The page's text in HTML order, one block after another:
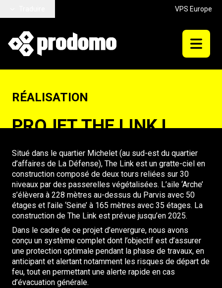
VPS Europe
RÉALISATION
PROJET THE LINK !
Situé dans le quartier Michelet (au sud-est du quartier
d’affaires de La Défense), The Link est un gratte-ciel en
construction composé de deux tours reliées sur 30
niveaux par des passerelles végétalisées. L’aile ‘Arche’
s’élèvera à 228 mètres au-dessus du Parvis avec 50
étages et l’aile ‘Seine’ à 165 mètres avec 35 étages. La
construction de The Link est prévue jusqu’en 2025.
Dans le cadre de ce projet d’envergure, nous avons
conçu un système complet dont l’objectif est d’assurer
une protection optimale pendant la phase de travaux, en
anticipant et alertant notamment les risques de départ de
feu, tout en permettant une alerte rapide en cas
d’évacuation générale.